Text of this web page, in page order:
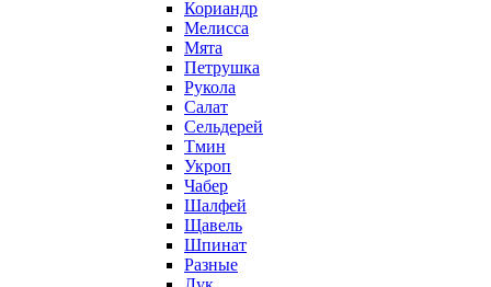
Кориандр
Мелисса
Мята
Петрушка
Рукола
Салат
Сельдерей
Тмин
Укроп
Чабер
Шалфей
Щавель
Шпинат
Разные